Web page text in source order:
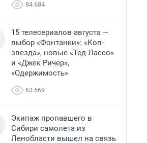
84 684
15 телесериалов августа —
выбор «Фонтанки»: «Коп-
звезда», новые «Тед Лассо»
и «Джек Ричер»,
«Одержимость»
63 669
Экипаж пропавшего в
Сибири самолета из
Ленобласти вышел на связь